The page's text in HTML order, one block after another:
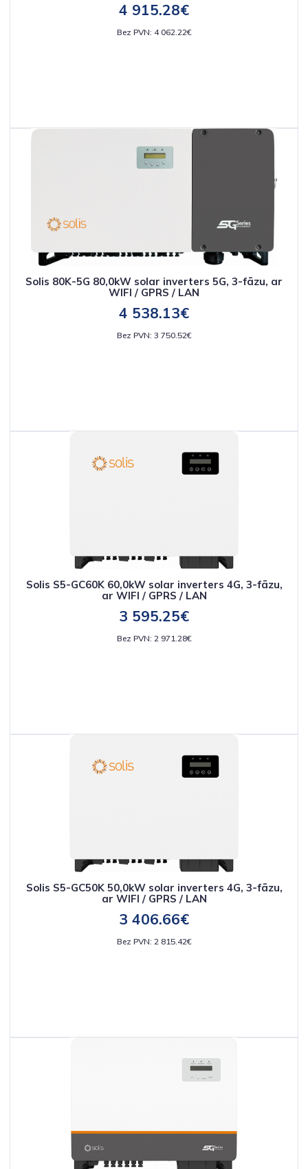
4 915.28€
Bez PVN: 4 062.22€
Solis 80K-5G 80,0kW solar inverters 5G, 3-fāzu, ar
WIFI / GPRS / LAN
4 538.13€
Bez PVN: 3 750.52€
Solis S5-GC60K 60,0kW solar inverters 4G, 3-fāzu,
ar WIFI / GPRS / LAN
3 595.25€
Bez PVN: 2 971.28€
Solis S5-GC50K 50,0kW solar inverters 4G, 3-fāzu,
ar WIFI / GPRS / LAN
3 406.66€
Bez PVN: 2 815.42€